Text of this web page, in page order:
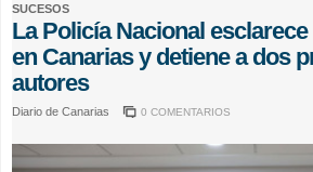
SUCESOS
La Policía Nacional
en Canarias y detiene a dos
autores
Diario de Canarias 0 COMENTARIOS